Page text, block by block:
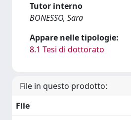
Tutor interno
BONESSO, Sara
Appare nelle tipologie:
8.1 Tesi di dottorato
File in questo prodotto:
File